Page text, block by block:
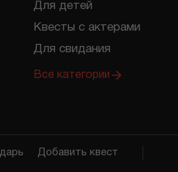
Для детей
Квесты с актерами
Для свидания
Все категории
Добавить квест